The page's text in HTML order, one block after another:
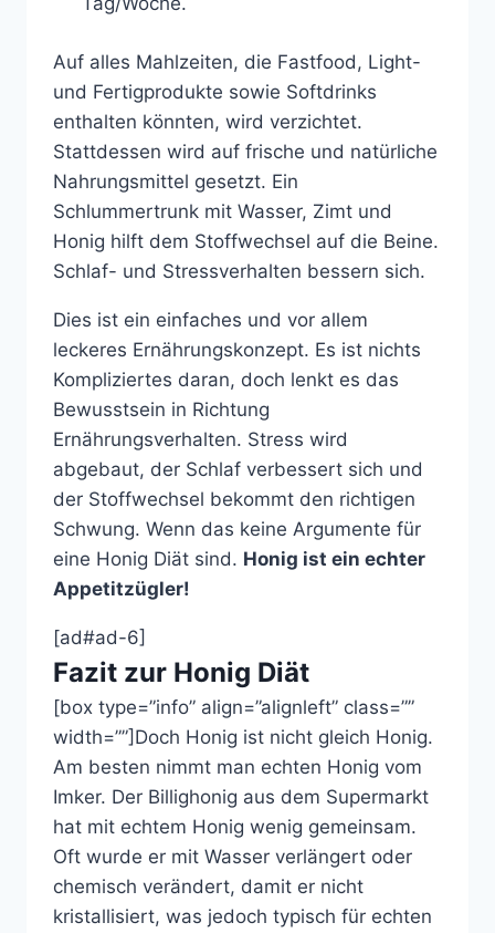
Auf alles Mahlzeiten, die Fastfood, Light-
und Fertigprodukte sowie Softdrinks
enthalten könnten, wird verzichtet.
Stattdessen wird auf frische und natürliche
Nahrungsmittel gesetzt. Ein
Schlummertrunk mit Wasser, Zimt und
Honig hilft dem Stoffwechsel auf die Beine.
Schlaf- und Stressverhalten bessern sich.
Dies ist ein einfaches und vor allem
leckeres Ernährungskonzept. Es ist nichts
Kompliziertes daran, doch lenkt es das
Bewusstsein in Richtung
Ernährungsverhalten. Stress wird
abgebaut, der Schlaf verbessert sich und
der Stoffwechsel bekommt den richtigen
Schwung. Wenn das keine Argumente für
eine Honig Diät sind. Honig ist ein echter
Appetitzügler!
[ad#ad-6]
Fazit zur Honig Diät
[box type=”info” align=”alignleft” class=””
width=””]Doch Honig ist nicht gleich Honig.
Am besten nimmt man echten Honig vom
Imker. Der Billighonig aus dem Supermarkt
hat mit echtem Honig wenig gemeinsam.
Oft wurde er mit Wasser verlängert oder
chemisch verändert, damit er nicht
kristallisiert, was jedoch typisch für echten